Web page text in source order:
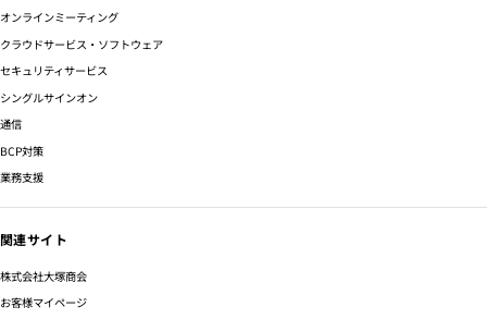
オンラインミーティング
クラウドサービス・ソフトウェア
セキュリティサービス
シングルサインオン
通信
BCP対策
業務支援
関連サイト
株式会社大塚商会
お客様マイページ